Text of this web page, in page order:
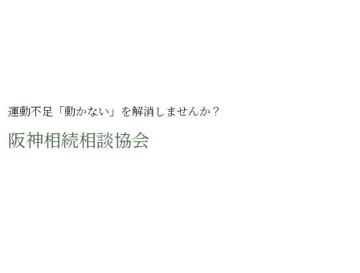
運動不足「動かない」を解消しませんか？
阪神相続相談協会